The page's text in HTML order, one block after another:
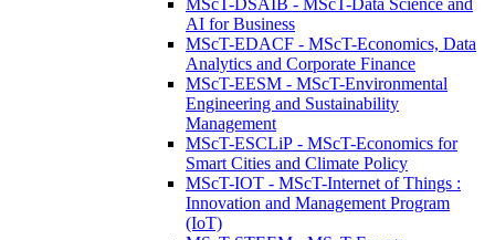
MScT-DSAIB - MScT-Data Science and
AI for Business
MScT-EDACF - MScT-Economics, Data
Analytics and Corporate Finance
MScT-EESM - MScT-Environmental
Engineering and Sustainability
Management
MScT-ESCLiP - MScT-Economics for
Smart Cities and Climate Policy
MScT-IOT - MScT-Internet of Things :
Innovation and Management Program
(IoT)